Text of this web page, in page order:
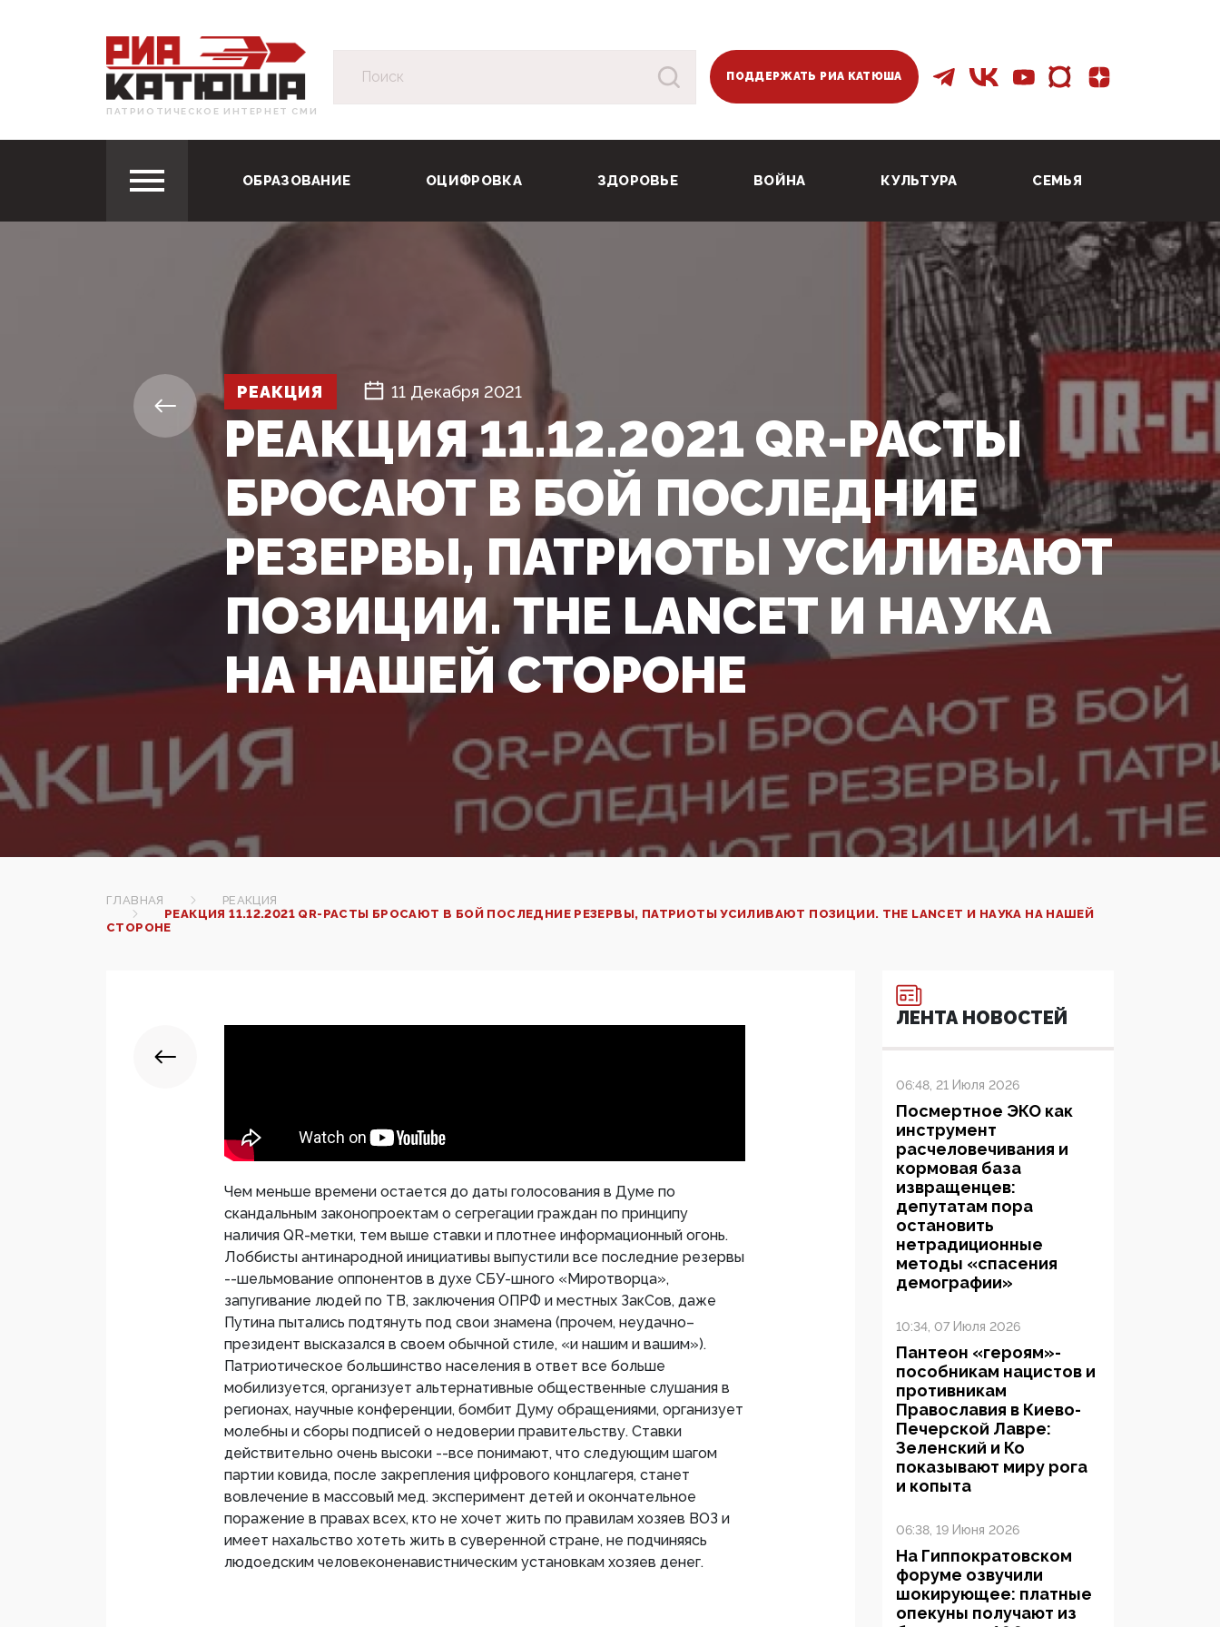
ПАТРИОТИЧЕСКОЕ ИНТЕРНЕТ СМИ
ПОДДЕРЖАТЬ РИА КАТЮША
ОБРАЗОВАНИЕ ОЦИФРОВКА ЗДОРОВЬЕ ВОЙНА КУЛЬТУРА СЕМЬЯ
РЕАКЦИЯ 11 Декабря 2021
РЕАКЦИЯ 11.12.2021 QR-РАСТЫ
БРОСАЮТ В БОЙ ПОСЛЕДНИЕ
РЕЗЕРВЫ, ПАТРИОТЫ УСИЛИВАЮТ
ПОЗИЦИИ. THE LANCET И НАУКА
НА НАШЕЙ СТОРОНЕ
ГЛАВНАЯ
РЕАКЦИЯ
РЕАКЦИЯ 11.12.2021 QR-РАСТЫ БРОСАЮТ В БОЙ ПОСЛЕДНИЕ РЕЗЕРВЫ, ПАТРИОТЫ УСИЛИВАЮТ ПОЗИЦИИ. THE LANCET И НАУКА НА НАШЕЙ
СТОРОНЕ
Чем меньше времени остается до даты голосования в Думе по
скандальным законопроектам о сегрегации граждан по принципу
наличия QR-метки, тем выше ставки и плотнее информационный огонь.
Лоббисты антинародной инициативы выпустили все последние резервы
--шельмование оппонентов в духе СБУ-шного «Миротворца»,
запугивание людей по ТВ, заключения ОПРФ и местных ЗакСов, даже
Путина пытались подтянуть под свои знамена (прочем, неудачно–
президент высказался в своем обычной стиле, «и нашим и вашим»).
Патриотическое большинство населения в ответ все больше
мобилизуется, организует альтернативные общественные слушания в
регионах, научные конференции, бомбит Думу обращениями, организует
молебны и сборы подписей о недоверии правительству. Ставки
действительно очень высоки --все понимают, что следующим шагом
партии ковида, после закрепления цифрового концлагеря, станет
вовлечение в массовый мед. эксперимент детей и окончательное
поражение в правах всех, кто не хочет жить по правилам хозяев ВОЗ и
имеет нахальство хотеть жить в суверенной стране, не подчиняясь
людоедским человеконенавистническим установкам хозяев денег.
ЛЕНТА НОВОСТЕЙ
06:48, 21 Июля 2026
Посмертное ЭКО как
инструмент
расчеловечивания и
кормовая база
извращенцев:
депутатам пора
остановить
нетрадиционные
методы «спасения
демографии»
10:34, 07 Июля 2026
Пантеон «героям»-
пособникам нацистов и
противникам
Православия в Киево-
Печерской Лавре:
Зеленский и Ко
показывают миру рога
и копыта
06:38, 19 Июня 2026
На Гиппократовском
форуме озвучили
шокирующее: платные
опекуны получают из